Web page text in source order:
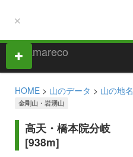
×
HOME > 山のデータ > 山の地名
金剛山・岩湧山
高天・橋本院分岐
[938m]